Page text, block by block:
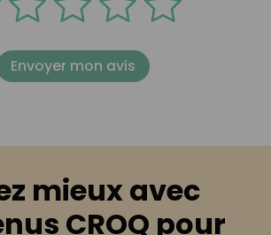
Envoyer mon avis
mieux avec
CROQ pour